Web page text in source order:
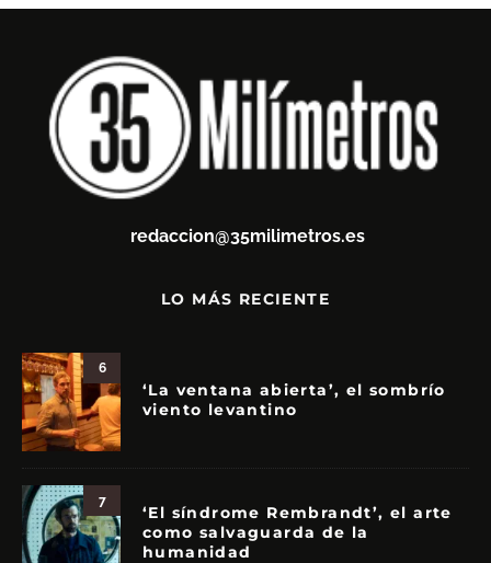
redaccion@35milimetros.es
LO MÁS RECIENTE
6
‘La ventana abierta’, el sombrío
viento levantino
7
‘El síndrome Rembrandt’, el arte
como salvaguarda de la
humanidad